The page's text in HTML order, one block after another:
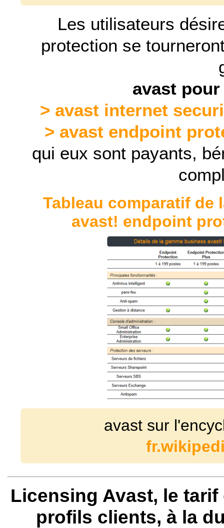
Les utilisateurs
protection se
avast
> avast internet
> avast endpoint
qui eux sont payants,
Tableau comparatif de
avast! endpoint
avast sur
Licensing Avast, le
profils clients, à la